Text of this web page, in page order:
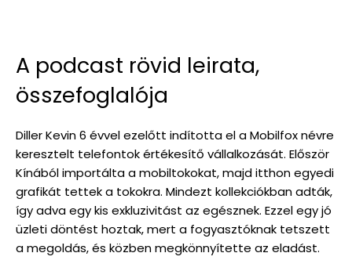
A podcast rövid leirata,
összefoglalója
Diller Kevin 6 évvel ezelőtt indította el a Mobilfox névre
keresztelt telefontok értékesítő vállalkozását. Először
Kínából importálta a mobiltokokat, majd itthon egyedi
grafikát tettek a tokokra. Mindezt kollekciókban adták,
így adva egy kis exkluzivitást az egésznek. Ezzel egy jó
üzleti döntést hoztak, mert a fogyasztóknak tetszett
a megoldás, és közben megkönnyítette az eladást.